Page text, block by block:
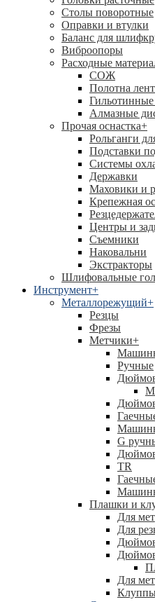
Столы поворотные
Оправки и втулки
Баланс для
Виброопоры
Расходные
СОЖ
Полотна
Алмазные
Прочая оснастка+
Рольганги
Подставки
Системы
Державки
Маховики и
Крепежная
Центры и
Съемники
Наковальни
Экстракторы
Шлифовальные
Инструмент+
Металлорежущий+
Резцы
Фрезы
Метчики+
Ручные
G
TR
Плашки и
Для
Для
Для